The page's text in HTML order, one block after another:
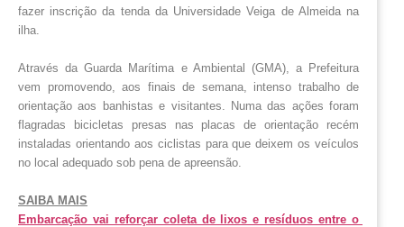
fazer inscrição da tenda da Universidade Veiga de Almeida na
ilha.
Através da Guarda Marítima e Ambiental (GMA), a Prefeitura
vem promovendo, aos finais de semana, intenso trabalho de
orientação aos banhistas e visitantes. Numa das ações foram
flagradas bicicletas presas nas placas de orientação recém
instaladas orientando aos ciclistas para que deixem os veículos
no local adequado sob pena de apreensão.
SAIBA MAIS
Embarcação vai reforçar coleta de lixos e resíduos entre o